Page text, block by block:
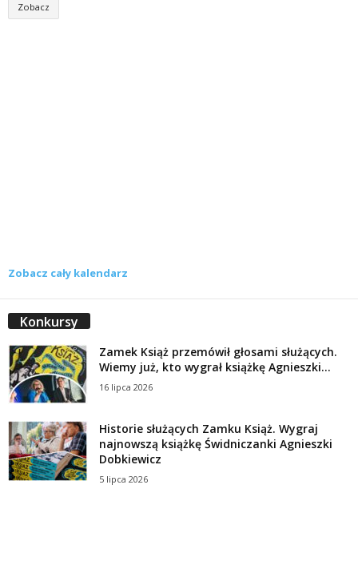
Zobacz
Zobacz cały kalendarz
Konkursy
Zamek Książ przemówił głosami służących.
Wiemy już, kto wygrał książkę Agnieszki...
16 lipca 2026
Historie służących Zamku Książ. Wygraj
najnowszą książkę Świdniczanki Agnieszki
Dobkiewicz
5 lipca 2026